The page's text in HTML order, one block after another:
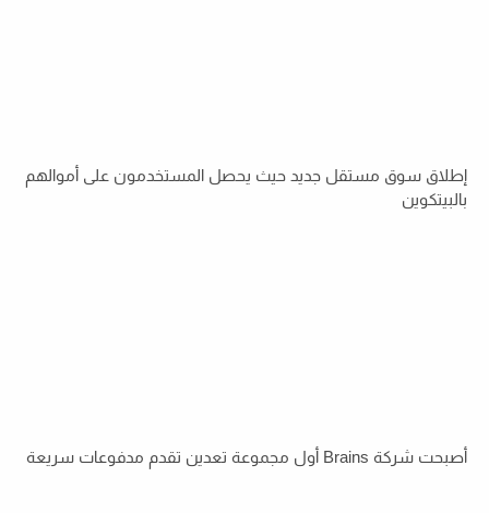
إطلاق سوق مستقل جديد حيث يحصل المستخدمون على أموالهم
بالبيتكوين
أصبحت شركة Brains أول مجموعة تعدين تقدم مدفوعات سريعة